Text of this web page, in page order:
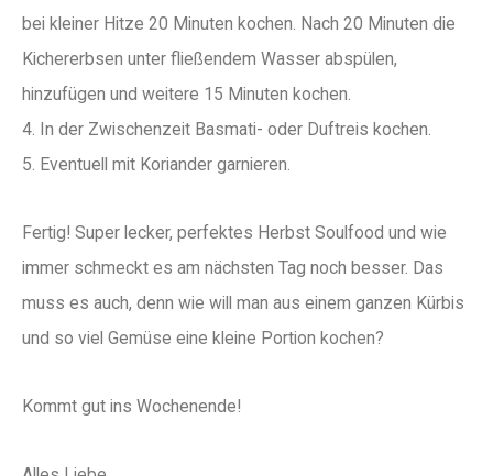
bei kleiner Hitze 20 Minuten kochen. Nach 20 Minuten die
Kichererbsen unter fließendem Wasser abspülen,
hinzufügen und weitere 15 Minuten kochen.
4. In der Zwischenzeit Basmati- oder Duftreis kochen.
5. Eventuell mit Koriander garnieren.
Fertig! Super lecker, perfektes Herbst Soulfood und wie
immer schmeckt es am nächsten Tag noch besser. Das
muss es auch, denn wie will man aus einem ganzen Kürbis
und so viel Gemüse eine kleine Portion kochen?
Kommt gut ins Wochenende!